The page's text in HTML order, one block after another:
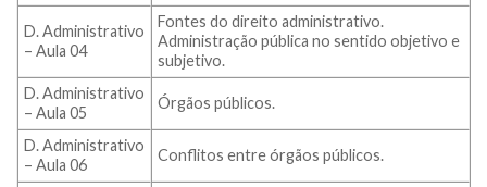
D. Administrativo
– Aula 04
Fontes do direito administrativo.
Administração pública no sentido objetivo e
subjetivo.
D. Administrativo
– Aula 05
Órgãos públicos.
D. Administrativo
– Aula 06
Conflitos entre órgãos públicos.